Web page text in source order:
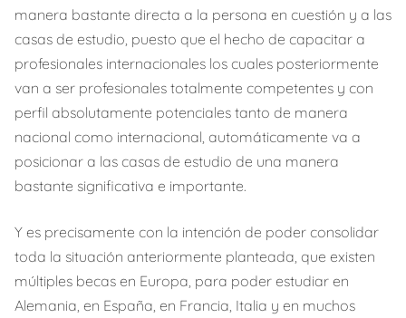
manera bastante directa a la persona en cuestión y a las
casas de estudio, puesto que el hecho de capacitar a
profesionales internacionales los cuales posteriormente
van a ser profesionales totalmente competentes y con
perfil absolutamente potenciales tanto de manera
nacional como internacional, automáticamente va a
posicionar a las casas de estudio de una manera
bastante significativa e importante.
Y es precisamente con la intención de poder consolidar
toda la situación anteriormente planteada, que existen
múltiples becas en Europa, para poder estudiar en
Alemania, en España, en Francia, Italia y en muchos